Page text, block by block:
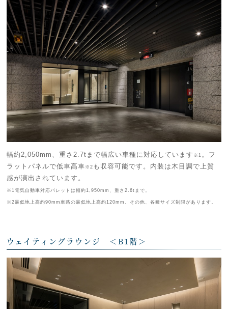
幅約2,050mm、重さ2.7tまで幅広い車種に対応しています ※1 。フ
ラットパネルで低車高車 ※2 も収容可能です。内装は木目調で上質
感が演出されています。
※1電気自動車対応パレットは幅約1,950mm、重さ2.6tまで。
※2最低地上高約90mm車路の最低地上高約120mm。その他、各種サイズ制限があります。
ウェイティングラウンジ ＜B1階＞